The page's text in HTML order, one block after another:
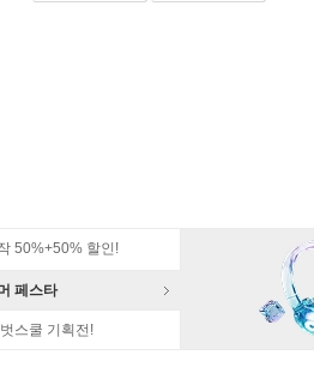
50%+50% 할인!
페스타
스쿨 기획전!